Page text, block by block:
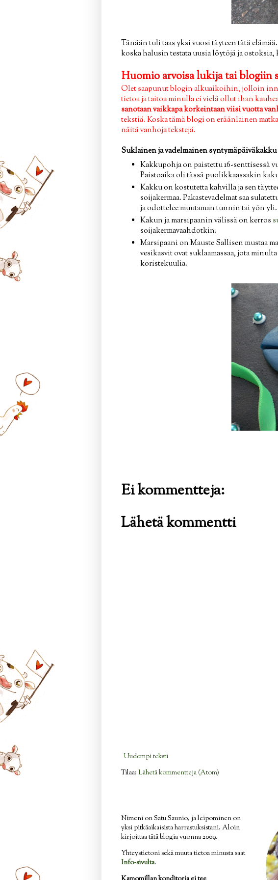
Tänään tuli taas yksi vuosi täyteen tätä
koska halusin testata uusia löytöjä ja ostoksia,
Huomio arvoisa lukija tai blogiin
Olet saapunut blogin alkuaikoihin, jolloin
tietoa ja taitoa minulla ei vielä ollut ihan
sanotaan vaikkapa korkeintaan viisi vuotta
tekstiä. Koska tämä blogi on eräänlainen
näitä vanhoja tekstejä.
Suklainen ja vadelmainen syntymäpäiväkakku
Kakkupohja on paistettu 16-senttisessä
Paistoaika oli tässä puolikkaassakin
Kakku on kostutetta kahvilla ja sen
soijakermaa. Pakastevadelmat saa
ja odottelee muutaman tunnin tai yön yli.
Kakun ja marsipaanin välissä on kerros
soijakermavaahdotkin.
Marsipaani on Mauste Sallisen mustaa
vesikasvit ovat suklaamassaa, jota
koristekuulia.
Ei kommentteja:
Lähetä kommentti
Uudempi teksti
Tilaa: Lähetä kommentteja (Atom)
Nimeni on Satu Saunio, ja leipominen on
yksi pitkäaikaisista harrastuksistani. Aloin
kirjoittaa tätä blogia vuonna 2009.
Yhteystietoni sekä muuta tietoa minusta saat
Info-sivulta.